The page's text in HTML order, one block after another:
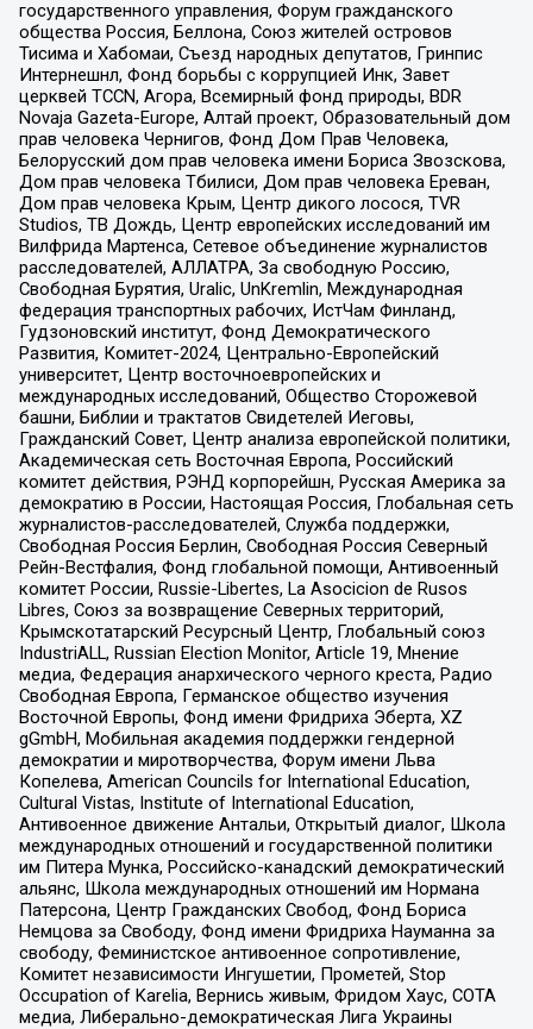
государственного управления, Форум гражданского
общества Россия, Беллона, Союз жителей островов
Тисима и Хабомаи, Съезд народных депутатов, Гринпис
Интернешнл, Фонд борьбы с коррупцией Инк, Завет
церквей TCCN, Агора, Всемирный фонд природы, BDR
Novaja Gazeta-Europe, Алтай проект, Образовательный дом
прав человека Чернигов, Фонд Дом Прав Человека,
Белорусский дом прав человека имени Бориса Звозскова,
Дом прав человека Тбилиси, Дом прав человека Ереван,
Дом прав человека Крым, Центр дикого лосося, TVR
Studios, ТВ Дождь, Центр европейских исследований им
Вилфрида Мартенса, Сетевое объединение журналистов
расследователей, АЛЛАТРА, За свободную Россию,
Свободная Бурятия, Uralic, UnKremlin, Международная
федерация транспортных рабочих, ИстЧам Финланд,
Гудзоновский институт, Фонд Демократического
Развития, Комитет-2024, Центрально-Европейский
университет, Центр восточноевропейских и
международных исследований, Общество Сторожевой
башни, Библии и трактатов Свидетелей Иеговы,
Гражданский Совет, Центр анализа европейской политики,
Академическая сеть Восточная Европа, Российский
комитет действия, РЭНД корпорейшн, Русская Америка за
демократию в России, Настоящая Россия, Глобальная сеть
журналистов-расследователей, Служба поддержки,
Свободная Россия Берлин, Свободная Россия Северный
Рейн-Вестфалия, Фонд глобальной помощи, Антивоенный
комитет России, Russie-Libertes, La Asocicion de Rusos
Libres, Союз за возвращение Северных территорий,
Крымскотатарский Ресурсный Центр, Глобальный союз
IndustriALL, Russian Election Monitor, Article 19, Мнение
медиа, Федерация анархического черного креста, Радио
Свободная Европа, Германское общество изучения
Восточной Европы, Фонд имени Фридриха Эберта, XZ
gGmbH, Мобильная академия поддержки гендерной
демократии и миротворчества, Форум имени Льва
Копелева, American Councils for International Education,
Cultural Vistas, Institute of International Education,
Антивоенное движение Антальи, Открытый диалог, Школа
международных отношений и государственной политики
им Питера Мунка, Российско-канадский демократический
альянс, Школа международных отношений им Нормана
Патерсона, Центр Гражданских Свобод, Фонд Бориса
Немцова за Свободу, Фонд имени Фридриха Науманна за
свободу, Феминистское антивоенное сопротивление,
Комитет независимости Ингушетии, Прометей, Stop
Occupation of Karelia, Вернись живым, Фридом Хаус, СОТА
медиа, Либерально-демократическая Лига Украины